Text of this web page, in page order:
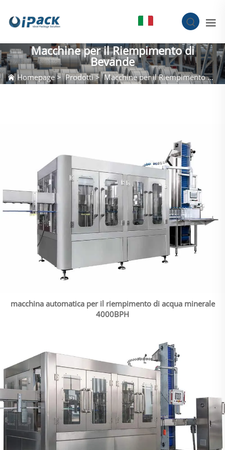
Macchine per il Riempimento di
Bevande
Homepage>Prodotti>Macchine per il Riempimento di Bevande
macchina automatica per il riempimento di acqua minerale
4000BPH